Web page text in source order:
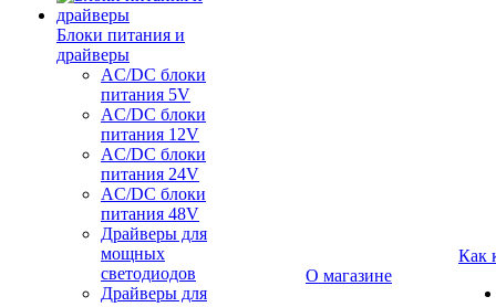
Блоки питания и
драйверы
AC/DC блоки
питания 5V
AC/DC блоки
питания 12V
AC/DC блоки
питания 24V
AC/DC блоки
питания 48V
Драйверы для
мощных
светодиодов
Драйверы для
О магазине
Как